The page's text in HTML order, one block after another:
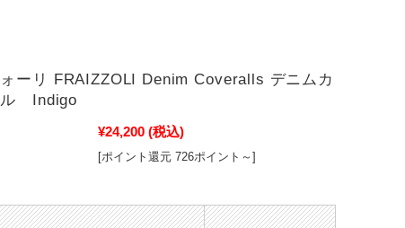
ーリ FRAIZZOLI Denim Coveralls デニムカ
ル Indigo
¥24,200 (税込)
[ポイント還元 726ポイント～]